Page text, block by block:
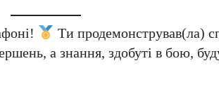
Ти продемонстрував(ла)
а знання, здобуті в бою,